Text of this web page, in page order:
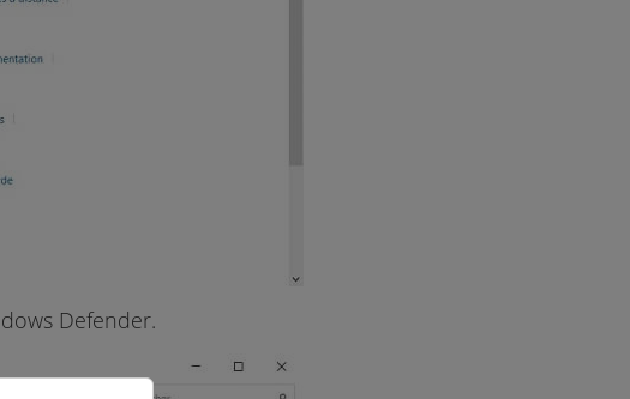
Defender.